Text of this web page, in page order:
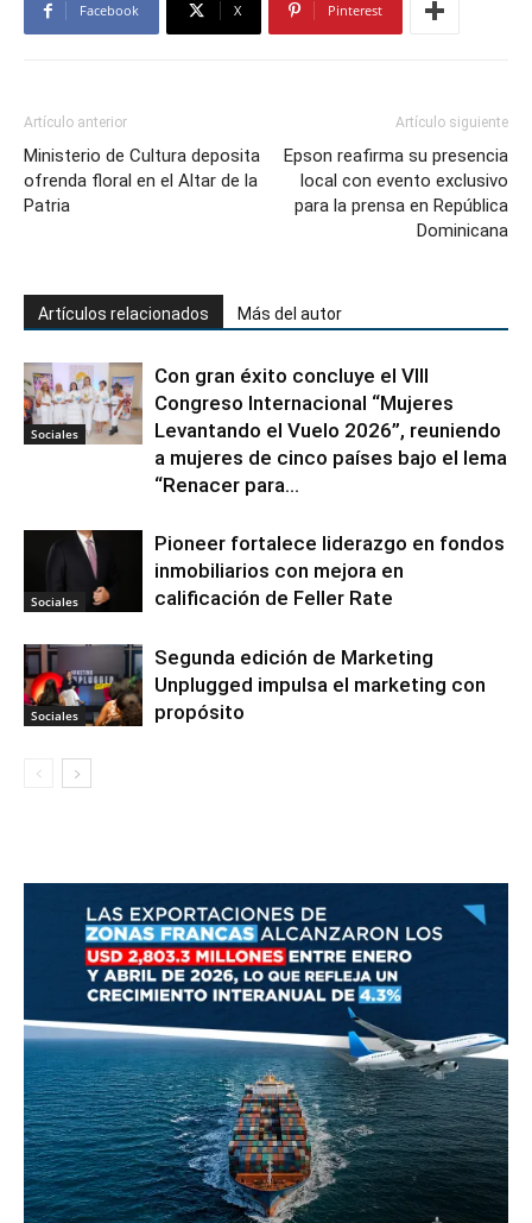
Facebook X Pinterest
Artículo anterior
Ministerio de Cultura deposita
ofrenda floral en el Altar de la
Patria
Artículo siguiente
Epson reafirma su presencia
local con evento exclusivo
para la prensa en República
Dominicana
Artículos relacionados Más del autor
Sociales
Con gran éxito concluye el VIII
Congreso Internacional “Mujeres
Levantando el Vuelo 2026”, reuniendo
a mujeres de cinco países bajo el lema
“Renacer para...
Sociales
Pioneer fortalece liderazgo en fondos
inmobiliarios con mejora en
calificación de Feller Rate
Sociales
Segunda edición de Marketing
Unplugged impulsa el marketing con
propósito